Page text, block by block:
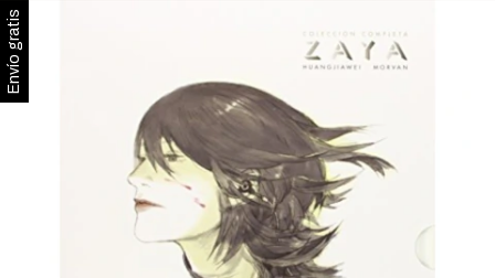
Envío gratis